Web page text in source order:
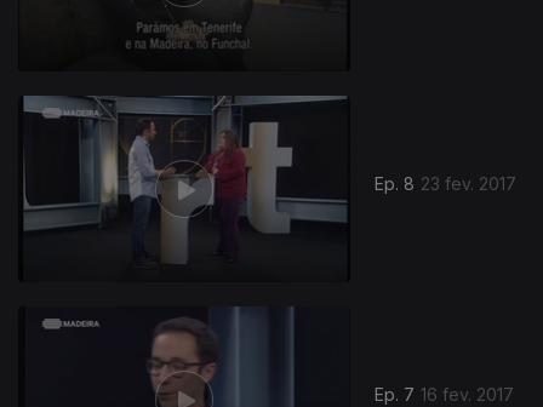
Ep. 8 23 fev. 2017
Ep. 7 16 fev. 2017